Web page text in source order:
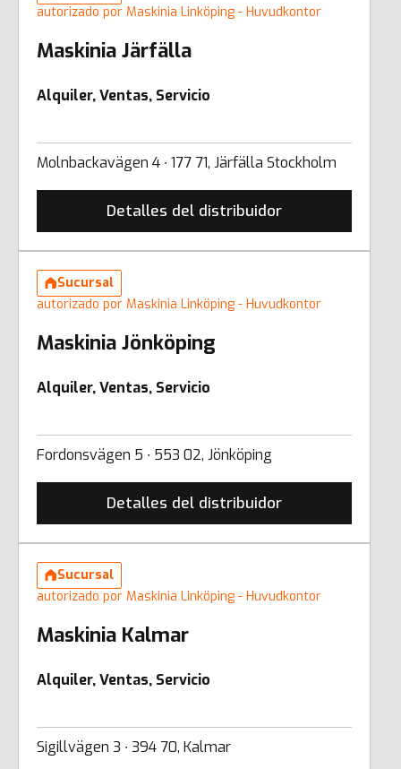
autorizado por Maskinia Linköping - Huvudkontor
Maskinia Järfälla
Alquiler, Ventas, Servicio
Molnbackavägen 4 ∙ 177 71, Järfälla Stockholm
Detalles del distribuidor
Sucursal
autorizado por Maskinia Linköping - Huvudkontor
Maskinia Jönköping
Alquiler, Ventas, Servicio
Fordonsvägen 5 ∙ 553 02, Jönköping
Detalles del distribuidor
Sucursal
autorizado por Maskinia Linköping - Huvudkontor
Maskinia Kalmar
Alquiler, Ventas, Servicio
Sigillvägen 3 ∙ 394 70, Kalmar